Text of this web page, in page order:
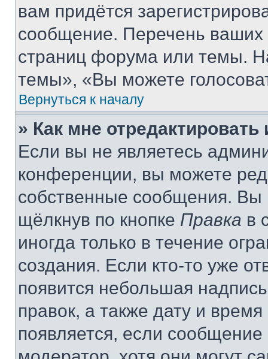
вам придётся
сообщение. Перечень ваших
страниц форума или темы.
темы», «Вы можете
Вернуться к началу
» Как мне
Если вы не являетесь
конференции, вы можете
собственные сообщения. Вы
щёлкнув по кнопке Правка в
иногда только в течение
создания. Если кто-то уже
появится небольшая
правок, а также дату и
появляется, если